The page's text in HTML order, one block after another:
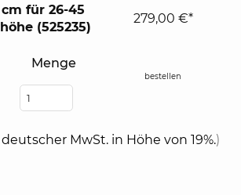
für 26-45
(525235)
Menge
279,00 €*
bestellen
MwSt. in Höhe von 19%.)